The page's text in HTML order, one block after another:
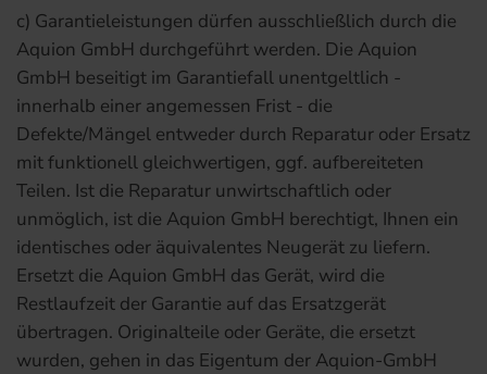
c) Garantieleistungen dürfen ausschließlich durch die
Aquion GmbH durchgeführt werden. Die Aquion
GmbH beseitigt im Garantiefall unentgeltlich -
innerhalb einer angemessen Frist - die
Defekte/Mängel entweder durch Reparatur oder Ersatz
mit funktionell gleichwertigen, ggf. aufbereiteten
Teilen. Ist die Reparatur unwirtschaftlich oder
unmöglich, ist die Aquion GmbH berechtigt, Ihnen ein
identisches oder äquivalentes Neugerät zu liefern.
Ersetzt die Aquion GmbH das Gerät, wird die
Restlaufzeit der Garantie auf das Ersatzgerät
übertragen. Originalteile oder Geräte, die ersetzt
wurden, gehen in das Eigentum der Aquion-GmbH